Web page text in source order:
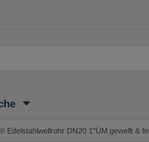
Edelstahlwellrohr DN20 1"ÜM gewellt &